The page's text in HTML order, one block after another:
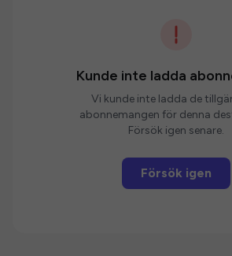
Kunde inte ladda
Vi kunde inte ladda de
abonnemangen för denna
Försök igen senare.
Försök igen